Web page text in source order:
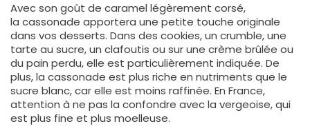
Avec son goût de caramel légèrement corsé,
la cassonade apportera une petite touche originale
dans vos desserts. Dans des cookies, un crumble, une
tarte au sucre, un clafoutis ou sur une crème brûlée ou
du pain perdu, elle est particulièrement indiquée. De
plus, la cassonade est plus riche en nutriments que le
sucre blanc, car elle est moins raffinée. En France,
attention à ne pas la confondre avec la vergeoise, qui
est plus fine et plus moelleuse.